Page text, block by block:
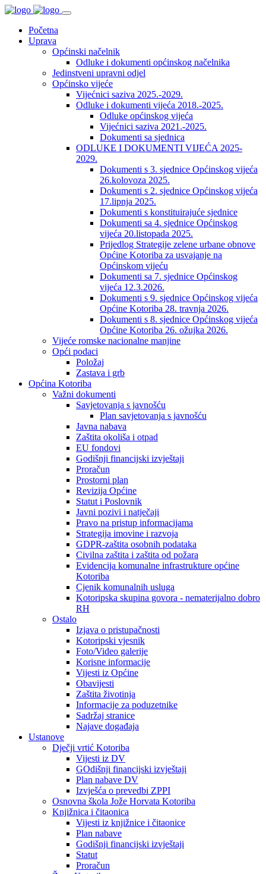
Početna
Uprava
Općinski načelnik
Odluke i dokumenti općinskog načelnika
Jedinstveni upravni odjel
Općinsko vijeće
Vijećnici saziva 2025.-2029.
Odluke i dokumenti vijeća 2018.-2025.
Odluke općinskog vijeća
Vijećnici saziva 2021.-2025.
Dokumenti sa sjednica
ODLUKE I DOKUMENTI VIJEĆA 2025-
2029.
Dokumenti s 3. sjednice Općinskog vijeća
26.kolovoza 2025.
Dokumenti s 2. sjednice Općinskog vijeća
17.lipnja 2025.
Dokumenti s konstituirajuće sjednice
Dokumenti sa 4. sjednice Općinskog
vijeća 20.listopada 2025.
Prijedlog Strategije zelene urbane obnove
Općine Kotoriba za usvajanje na
Općinskom vijeću
Dokumenti sa 7. sjednice Općinskog
vijeća 12.3.2026.
Dokumenti s 9. sjednice Općinskog vijeća
Općine Kotoriba 28. travnja 2026.
Dokumenti s 8. sjednice Općinskog vijeća
Općine Kotoriba 26. ožujka 2026.
Vijeće romske nacionalne manjine
Opći podaci
Položaj
Zastava i grb
Općina Kotoriba
Važni dokumenti
Savjetovanja s javnošću
Plan savjetovanja s javnošću
Javna nabava
Zaštita okoliša i otpad
EU fondovi
Godišnji financijski izvještaji
Proračun
Prostorni plan
Revizija Općine
Statut i Poslovnik
Javni pozivi i natječaji
Pravo na pristup informacijama
Strategija imovine i razvoja
GDPR-zaštita osobnih podataka
Civilna zaštita i zaštita od požara
Evidencija komunalne infrastrukture općine
Kotoriba
Cjenik komunalnih usluga
Kotoripska skupina govora - nematerijalno dobro
RH
Ostalo
Izjava o pristupačnosti
Kotoripski vjesnik
Foto/Video galerije
Korisne informacije
Vijesti iz Općine
Obavijesti
Zaštita životinja
Informacije za poduzetnike
Sadržaj stranice
Najave događaja
Ustanove
Dječji vrtić Kotoriba
Vijesti iz DV
GOdišnji financijski izvještaji
Plan nabave DV
Izvješća o prevedbi ZPPI
Osnovna škola Jože Horvata Kotoriba
Knjižnica i čitaonica
Vijesti iz knjižnice i čitaonice
Plan nabave
Godišnji financijski izvještaji
Statut
Proračun